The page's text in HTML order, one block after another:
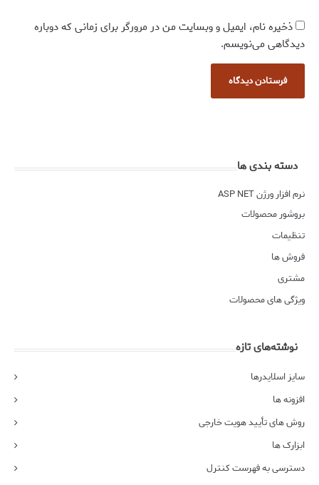
ذخیره نام، ایمیل و وبسایت من در مرورگر برای زمانی که دوباره
دیدگاهی می‌نویسم.
دسته بندی ها
نرم افزار ورژن ASP NET
بروشور محصولات
تنظیمات
فروش ها
مشتری
ویژگی های محصولات
نوشته‌های تازه
سایز اسلایدرها
افزونه ها
روش های تأیید هویت خارجی
ابزارک ها
دسترسی به فهرست کنترل